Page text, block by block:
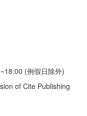
(例假日除外)
of Cite Publishing